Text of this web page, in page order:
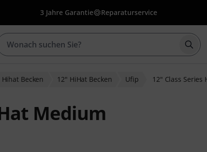
3 Jahre Garantie Reparaturservice
Hihat Becken 12" HiHat Becken Ufip 12" Class
Medium